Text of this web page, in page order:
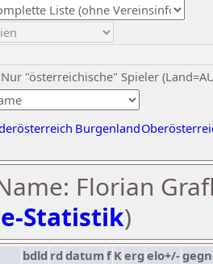
Nur "österreichische" Spieler
Burgenland
Florian
Statistik)
bdld rd datumf Kerg elo+/-